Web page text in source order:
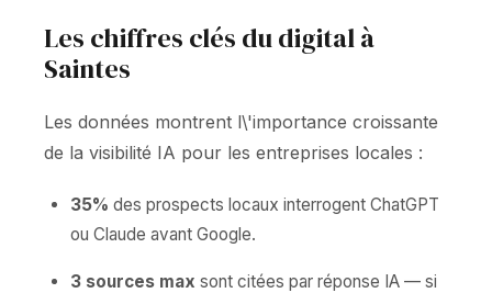
Les chiffres clés du digital à
Saintes
Les données montrent l\'importance croissante
de la visibilité IA pour les entreprises locales :
35% des prospects locaux interrogent ChatGPT
ou Claude avant Google.
3 sources max sont citées par réponse IA — si